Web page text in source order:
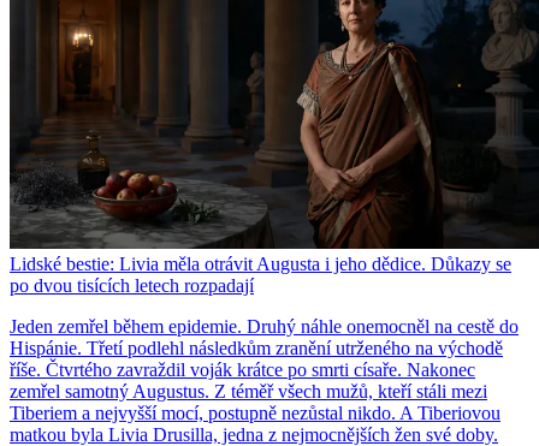
Lidské bestie: Livia měla otrávit Augusta i jeho dědice. Důkazy se
po dvou tisících letech rozpadají
Jeden zemřel během epidemie. Druhý náhle onemocněl na cestě do
Hispánie. Třetí podlehl následkům zranění utrženého na východě
říše. Čtvrtého zavraždil voják krátce po smrti císaře. Nakonec
zemřel samotný Augustus. Z téměř všech mužů, kteří stáli mezi
Tiberiem a nejvyšší mocí, postupně nezůstal nikdo. A Tiberiovou
matkou byla Livia Drusilla, jedna z nejmocnějších žen své doby.